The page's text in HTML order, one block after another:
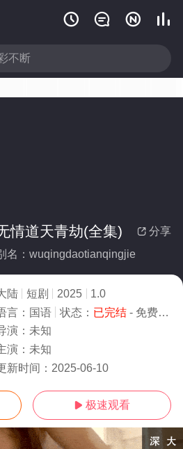
   
 分享
情道天青劫(全集)
名：wuqingdaotianqingjie
陆 短剧 2025
1.0
言： 国语 状态： 已完结- 免费在线观看
演： 未知
演： 未知
新时间： 2025-06-10
 极速观看